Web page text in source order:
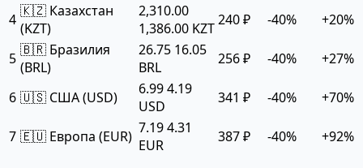
4 🇰🇿 Казахстан
(KZT)
2,310.00
1,386.00 KZT240 ₽ -40% +20%
5 🇧🇷 Бразилия
(BRL)
26.75 16.05
BRL
256 ₽ -40% +27%
6 🇺🇸 США (USD) 6.994.19
USD
341 ₽ -40% +70%
7 🇪🇺 Европа (EUR) 7.194.31
EUR
387 ₽ -40% +92%